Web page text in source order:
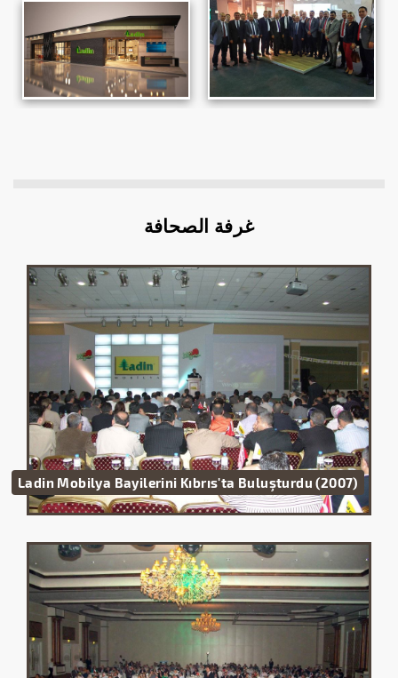
غرفة الصحافة
Ladin Mobilya Bayilerini Kıbrıs'ta Buluşturdu (2007)